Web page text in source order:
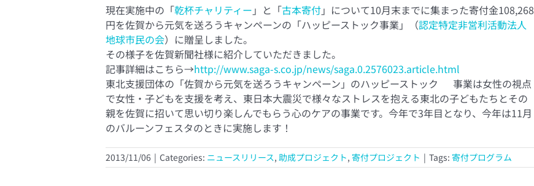
現在実施中の「乾杯チャリティー 」と「古本寄付」について10月末までに集まった寄付金108,268
円を佐賀から元気を送ろうキャンペーンの「ハッピーストック事業」（認定特定非営利活動法人
地球市民の会）に贈呈しました。
その様子を佐賀新聞社様に紹介していただきました。
記事詳細はこちら→http://www.saga-s.co.jp/news/saga.0.2576023.article.html
東北支援団体の「佐賀から元気を送ろうキャンペーン」のハッピーストック 事業は女性の視点
で女性・子どもを支援を考え、東日本大震災で様々なストレスを抱える東北の子どもたちとその
親を佐賀に招いて思い切り楽しんでもらう心のケアの事業です。今年で3年目となり、今年は11月
のバルーンフェスタのときに実施します！
2013/11/06 | Categories: ニュースリリース, 助成プロジェクト, 寄付プロジェクト | Tags: 寄付プログラム